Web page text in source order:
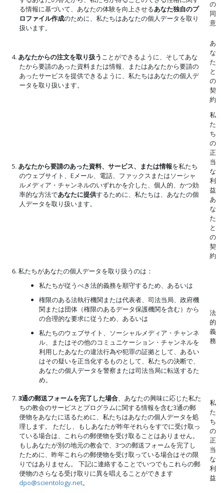
る情報に基づいて、あなたの体験を向上させるあなた独自のプ
ロファイル作成のために、私たちはあなたの個人データを取り
扱います。
の
同
意
4. あなたからの注文を取り扱う ことができるように、そしてあな
たから要請のあった資料または情報、またはあなたから要請の
あったサービスを提供できるように、私たちはあなたの個人デ
ータを取り扱います。
あ
な
た
と
の
契
約
5. あなたから要請のあった資料、サービス、または情報を私たち
のウェブサイト、Eメール、電話、ファックスまたはソーシャ
ルメディア・チャンネルのいずれかを介した、個人的、かつ効
率的な方法であなたに提供するために、私たちは、あなたの個
人データを取り扱います。
私
た
ち
の
正
当
な
利
益
あ
な
た
と
の
契
約
6. 私たちがあなたの個人データを取り扱うのは：
私たちが従うべき法的義務を順守するため、あるいは
権限のある法執行機関または代表者、司法当局、政府機
関または団体（権限のあるデータ保護機関を含む）から
の合理的な要求に従うため、あるいは
私たちのウェブサイト、ソーシャルメディア・チャンネ
ル、またはその他のコミュニケーション・チャンネルを
利用したあなたの違法行為や犯罪の証拠として、あるい
はその疑いを正当化するものとして、私たちの決断で、
あなたの個人データを警察または司法当局に転送するた
め。
法
的
義
務
7. 3通の郵送フォームを完了した場合、あなたの興味に応じた私た
ちの教会のサービスとプログラムに関する情報を含む3通の郵
便物をあなたに送るために、私たちはあなたの個人データを処
理します。 ただし、もしあなたが昨年それらをすでに受け取っ
ている場合は、これらの郵便物を受け取ることはありません。
もしあなたが別の地元の教会で、3つの郵送フォームを完了し
たために、昨年これらの郵便物を受け取っている場合はその限
りではありません。 下記に連絡することでいつでもこれらの郵
便物のさらなる受け取りに異を唱えることができます
dpo@scientology.net。
私
た
ち
の
正
当
な
利
益